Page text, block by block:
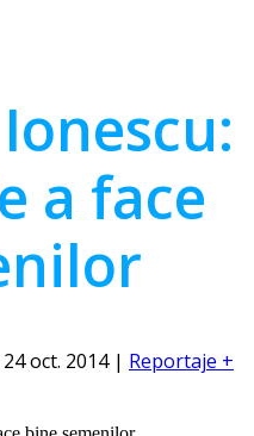
a face
24 oct. 2014| Reportaje +